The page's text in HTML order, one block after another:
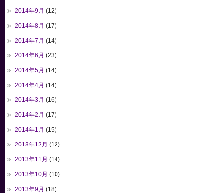
2014年9月 (12)
2014年8月 (17)
2014年7月 (14)
2014年6月 (23)
2014年5月 (14)
2014年4月 (14)
2014年3月 (16)
2014年2月 (17)
2014年1月 (15)
2013年12月 (12)
2013年11月 (14)
2013年10月 (10)
2013年9月 (18)